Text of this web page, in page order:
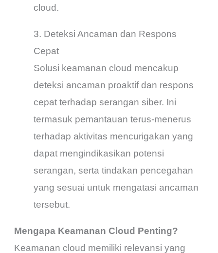
cloud.
3. Deteksi Ancaman dan Respons
Cepat
Solusi keamanan cloud mencakup
deteksi ancaman proaktif dan respons
cepat terhadap serangan siber. Ini
termasuk pemantauan terus-menerus
terhadap aktivitas mencurigakan yang
dapat mengindikasikan potensi
serangan, serta tindakan pencegahan
yang sesuai untuk mengatasi ancaman
tersebut.
Mengapa Keamanan Cloud Penting?
Keamanan cloud memiliki relevansi yang